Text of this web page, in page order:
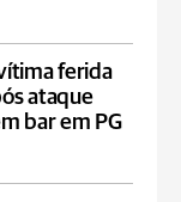
ferida
ataque
bar em PG